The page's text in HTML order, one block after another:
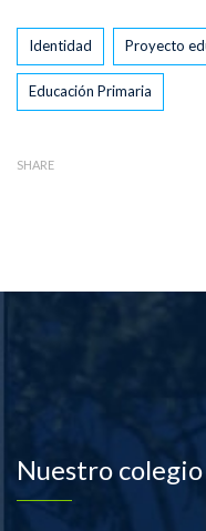
Tags
Identidad Proyecto
Educación Primaria
SHARE
Nuestro colegio